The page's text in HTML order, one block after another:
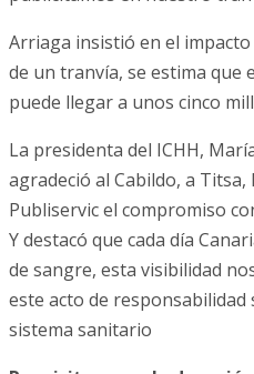
Arriaga insistió en el
de un tranvía, se estima que
puede llegar a unos cinco
La presidenta del ICHH,
agradeció al Cabildo, a
Publiservic el compromiso
Y destacó que cada día
de sangre, esta visibilidad
este acto de
sistema sanitario